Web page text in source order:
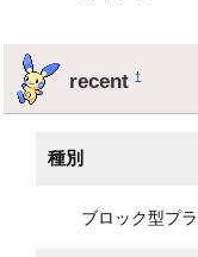
recent†
種別
ブロック型プ